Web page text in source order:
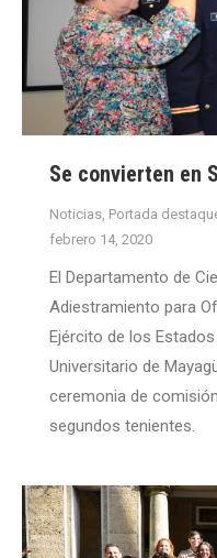
Se convierten en
Noticias, Portada
febrero 14, 2020
El Departamento de
Adiestramiento para
Ejército de los
Universitario de
ceremonia de
segundos tenientes.